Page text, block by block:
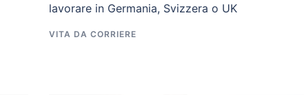
lavorare in Germania, Svizzera o UK
VITA DA CORRIERE